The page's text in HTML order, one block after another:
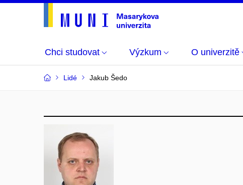
Chci studovat Výzkum O univerzitě
Lidé Jakub Šedo